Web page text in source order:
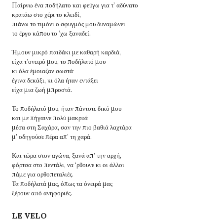
Παίρνω ένα ποδήλατο και φεύγω για τ’ αδύνατο
κρατάω στο χέρι το κλειδί,
πιάνω το τιμόνι ο σφυγμός μου δυναμώνει
το έργο κάπου το ‘χω ξαναδεί.
Ήμουν μικρό παιδάκι με καθαρή καρδιά,
είχα τ’ονειρό μου, το ποδήλατό μου
κι όλα έμοιαζαν σωστά·
έγινα δεκάξι, κι όλα ήταν εντάξει
είχα μια ζωή μπροστά.
Το ποδήλατό μου, ήταν πάντοτε δικό μου
και με πήγαινε πολύ μακρυά
μέσα στη Σαχάρα, σαν την πιο βαθιά λαχτάρα
μ’ οδηγούσε πέρα απ’ τη χαρά.
Και τώρα στον αγώνα, ξανά απ’ την αρχή,
φόρτσα στο πεντάλι, να ‘ρθουνε κι οι άλλοι
πάμε για ορθοπεταλιές.
Τα ποδήλατά μας, όπως τα όνειρά μας
ξέρουν από ανηφοριές.
LE VELO